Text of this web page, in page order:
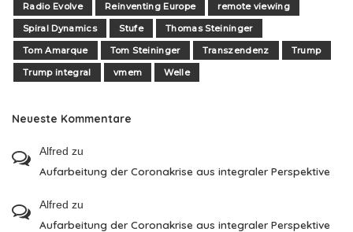
Radio Evolve
Reinventing Europe
remote viewing
Spiral Dynamics
Stufe
Thomas Steininger
Tom Amarque
Tom Steininger Transzendenz
Trump
Trump integral
vmem Welle
Neueste Kommentare
Alfred zu
Aufarbeitung der Coronakrise aus integraler Perspektive
Alfred zu
Aufarbeitung der Coronakrise aus integraler Perspektive